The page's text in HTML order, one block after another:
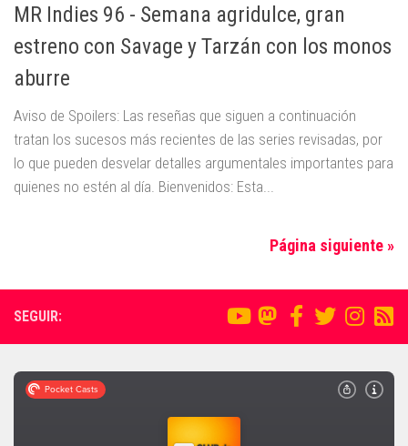
MR Indies 96 - Semana agridulce, gran
estreno con Savage y Tarzán con los monos
aburre
Aviso de Spoilers: Las reseñas que siguen a continuación
tratan los sucesos más recientes de las series revisadas, por
lo que pueden desvelar detalles argumentales importantes para
quienes no estén al día. Bienvenidos: Esta...
Página siguiente »
SEGUIR: